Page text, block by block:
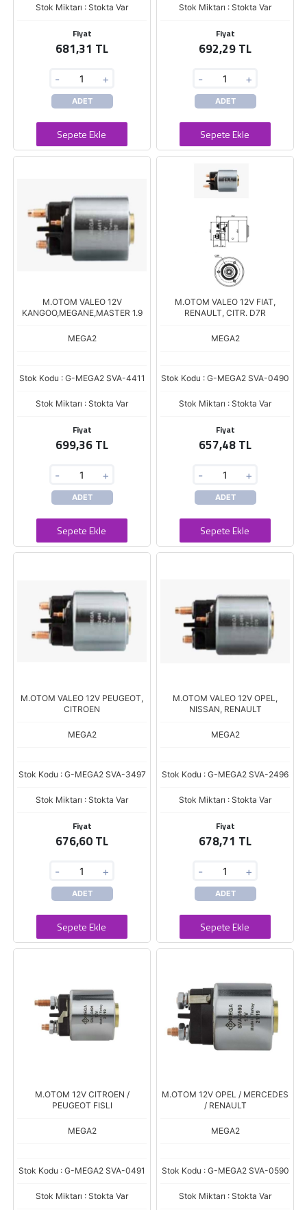
Stok Miktarı : Stokta Var
Fiyat
681,31 TL
- +
ADET
Sepete Ekle
Stok Miktarı : Stokta Var
Fiyat
692,29 TL
- +
ADET
Sepete Ekle
M.OTOM VALEO 12V
KANGOO,MEGANE,MASTER 1.9
MEGA2
Stok Kodu : G-MEGA2 SVA-4411
Stok Miktarı : Stokta Var
Fiyat
699,36 TL
- +
ADET
Sepete Ekle
M.OTOM VALEO 12V FIAT,
RENAULT, CITR. D7R
MEGA2
Stok Kodu : G-MEGA2 SVA-0490
Stok Miktarı : Stokta Var
Fiyat
657,48 TL
- +
ADET
Sepete Ekle
M.OTOM VALEO 12V PEUGEOT,
CITROEN
MEGA2
Stok Kodu : G-MEGA2 SVA-3497
Stok Miktarı : Stokta Var
Fiyat
676,60 TL
- +
ADET
Sepete Ekle
M.OTOM VALEO 12V OPEL,
NISSAN, RENAULT
MEGA2
Stok Kodu : G-MEGA2 SVA-2496
Stok Miktarı : Stokta Var
Fiyat
678,71 TL
- +
ADET
Sepete Ekle
M.OTOM 12V CITROEN /
PEUGEOT FISLI
MEGA2
Stok Kodu : G-MEGA2 SVA-0491
Stok Miktarı : Stokta Var
M.OTOM 12V OPEL / MERCEDES
/ RENAULT
MEGA2
Stok Kodu : G-MEGA2 SVA-0590
Stok Miktarı : Stokta Var